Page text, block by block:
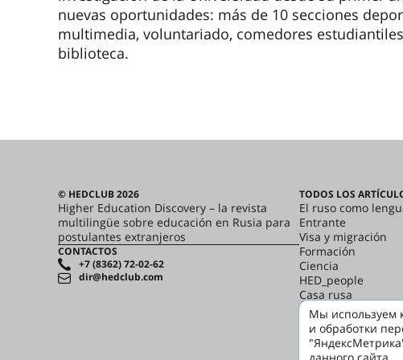
nuevas oportunidades: más de 10 secciones
multimedia, voluntariado, comedores
biblioteca.
© HEDCLUB 2026
Higher Education Discovery – la revista
multilingüe sobre educación en Rusia para
postulantes extranjeros
CONTACTOS
+7 (8362) 72-02-62
dir@hedclub.com
TODOS LOS
El ruso como
Entrante
Visa y migración
Formación
Ciencia
HED_people
Casa rusa
Regiones
cultura
Мы используем
и обработки